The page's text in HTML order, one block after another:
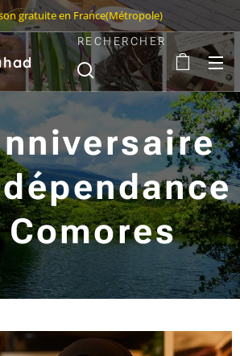
gratuite en France(Métropole)
RECHERCHER